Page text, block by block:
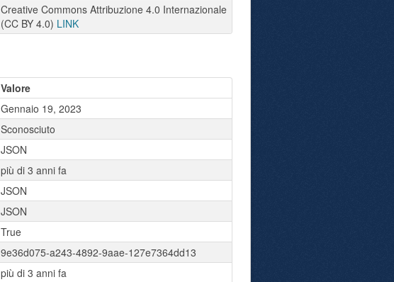
Creative Commons Attribuzione 4.0 Internazionale
(CC BY 4.0) LINK
Valore
Gennaio 19, 2023
Sconosciuto
JSON
più di 3 anni fa
JSON
JSON
True
9e36d075-a243-4892-9aae-127e7364dd13
più di 3 anni fa